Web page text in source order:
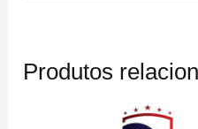
Produtos